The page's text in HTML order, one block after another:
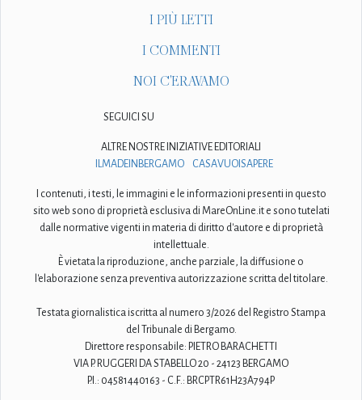
I PIÙ LETTI
I COMMENTI
NOI C'ERAVAMO
SEGUICI SU
ALTRE NOSTRE INIZIATIVE EDITORIALI
ILMADEINBERGAMO
CASAVUOISAPERE
I contenuti, i testi, le immagini e le informazioni presenti in questo
sito web sono di proprietà esclusiva di MareOnLine.it e sono tutelati
dalle normative vigenti in materia di diritto d'autore e di proprietà
intellettuale.
È vietata la riproduzione, anche parziale, la diffusione o
l'elaborazione senza preventiva autorizzazione scritta del titolare.
Testata giornalistica iscritta al numero 3/2026 del Registro Stampa
del Tribunale di Bergamo.
Direttore responsabile: PIETRO BARACHETTI
VIA P. RUGGERI DA STABELLO 20 - 24123 BERGAMO
P.I.: 04581440163 - C.F.: BRCPTR61H23A794P